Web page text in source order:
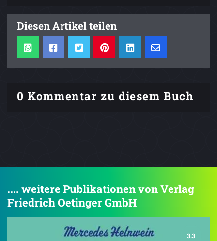
Diesen Artikel teilen
0 Kommentar zu diesem Buch
.... weitere Publikationen von Verlag
Friedrich Oetinger GmbH
3.3